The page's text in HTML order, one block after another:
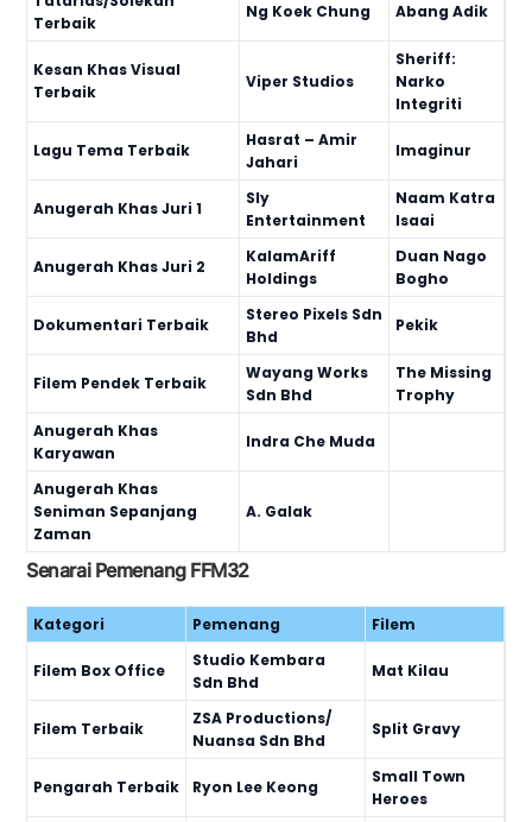
Terbaik
Ng Koek Chung Abang Adik
Kesan Khas Visual
Terbaik
Viper Studios
Sheriff:
Narko
Integriti
Lagu Tema Terbaik
Hasrat – Amir
Jahari
Imaginur
Anugerah Khas Juri 1
Sly
Entertainment
Naam Katra
Isaai
Anugerah Khas Juri 2
KalamAriff
Holdings
Duan Nago
Bogho
Dokumentari Terbaik
Stereo Pixels Sdn
Bhd
Pekik
Filem Pendek Terbaik
Wayang Works
Sdn Bhd
The Missing
Trophy
Anugerah Khas
Karyawan
Indra Che Muda
Anugerah Khas
Seniman Sepanjang
Zaman
A. Galak
Senarai Pemenang FFM32
Kategori Pemenang Filem
Filem Box Office
Studio Kembara
Sdn Bhd
Mat Kilau
Filem Terbaik
ZSA Productions/
Nuansa Sdn Bhd
Split Gravy
Pengarah Terbaik Ryon Lee Keong
Small Town
Heroes